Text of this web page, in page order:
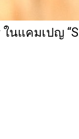
นแคมเปญ